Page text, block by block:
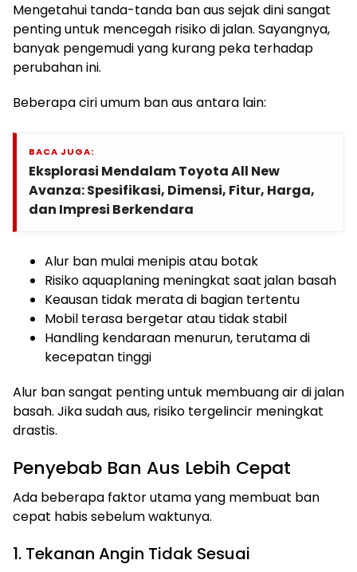
Mengetahui tanda-tanda ban aus sejak dini sangat
penting untuk mencegah risiko di jalan. Sayangnya,
banyak pengemudi yang kurang peka terhadap
perubahan ini.
Beberapa ciri umum ban aus antara lain:
BACA JUGA:
Eksplorasi Mendalam Toyota All New
Avanza: Spesifikasi, Dimensi, Fitur, Harga,
dan Impresi Berkendara
Alur ban mulai menipis atau botak
Risiko aquaplaning meningkat saat jalan basah
Keausan tidak merata di bagian tertentu
Mobil terasa bergetar atau tidak stabil
Handling kendaraan menurun, terutama di
kecepatan tinggi
Alur ban sangat penting untuk membuang air di jalan
basah. Jika sudah aus, risiko tergelincir meningkat
drastis.
Penyebab Ban Aus Lebih Cepat
Ada beberapa faktor utama yang membuat ban
cepat habis sebelum waktunya.
1. Tekanan Angin Tidak Sesuai